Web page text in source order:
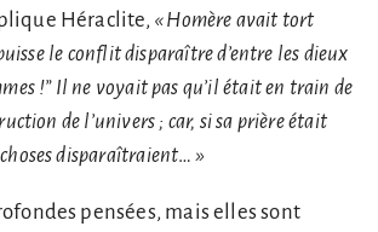
Héraclite, « Homère avait tort
le conflit disparaître d’entre les dieux
!”Il ne voyait pas qu’il était en train de
de l’univers ; car, si sa prière était
disparaîtraient…»
pensées, mais elles sont